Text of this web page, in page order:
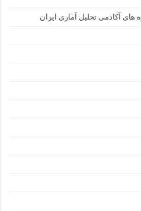
آکادمی تحلیل آماری ایران